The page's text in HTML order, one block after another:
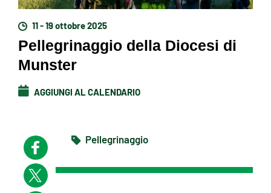
11 - 19 ottobre 2025
Pellegrinaggio della Diocesi di
Munster
AGGIUNGI AL CALENDARIO
Pellegrinaggio